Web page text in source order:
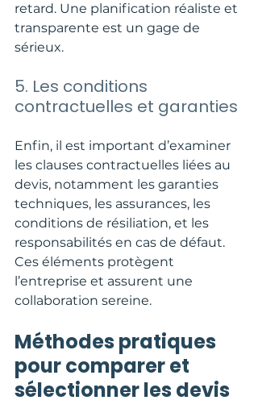
retard. Une planification réaliste et
transparente est un gage de
sérieux.
5. Les conditions
contractuelles et garanties
Enfin, il est important d’examiner
les clauses contractuelles liées au
devis, notamment les garanties
techniques, les assurances, les
conditions de résiliation, et les
responsabilités en cas de défaut.
Ces éléments protègent
l’entreprise et assurent une
collaboration sereine.
Méthodes pratiques
pour comparer et
sélectionner les devis